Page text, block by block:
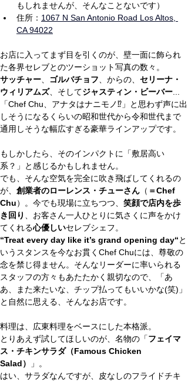
もしれませんが、そんなことないです）
住所： 1067 N San Antonio Road Los Altos,
CA 94022
お店に入ってまず目を引くのが、壁一面に飾られ
た各界セレブとのツーショット写真の数々。
サッチャー
ゴルバチョフ 、からの、 セリーナ・
ウィリアムズ、そしてジャスティン・ビーバー
「Chef Chu、アナタはナニモノ⁉︎」と思わず声に出
しそうになるくらいの昭和世代から令和世代まで
通用しそうな幅広すぎる豪華ラインアップです。
もしかしたら、そのインパクトに「敷居高い
系？」と感じるかもしれません。
でも、そんな空気を完全に吹き飛ばしてくれるの
が、 創業者のローレンス・チューさん （ ＝Chef
Chu）。今でも現場に立ちつつ、 笑顔で店内を歩
き回り
、お客さん一人ひとりに気さくに声をかけ
てくれる心優しいセレブシェフ。
“Treat every day like it’s grand opening day“と
いうスタンスを今なお貫くChef Chuには、尊敬の
念を禁じ得ません。そんなリーダーに率いられる
スタッフの方々もあたたかく親切なので、「あ
あ、また来たいな、チップ払ってもいいかな(笑)」
と自然に思える、そんなお店です。
料理は、広東料理をベースにした本格派。
とりあえず試してほしいのが、名物の「フェイマ
ス・チキンサラダ（Famous Chicken
Salad）
」。
はい、サラダなんですが、皮なしのフライドチキ